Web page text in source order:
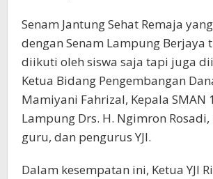
Senam Jantung Sehat Remaja
dengan Senam Lampung Berjaya
diikuti oleh siswa saja tapi juga
Ketua Bidang Pengembangan
Mamiyani Fahrizal, Kepala SMAN
Lampung Drs. H. Ngimron Rosadi,
guru, dan pengurus YJI.
Dalam kesempatan ini, Ketua YJI